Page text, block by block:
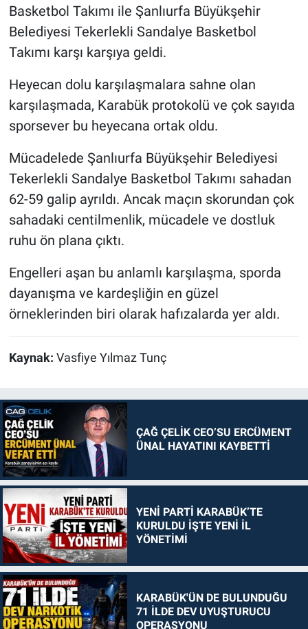
Basketbol Takımı ile Şanlıurfa Büyükşehir
Belediyesi Tekerlekli Sandalye Basketbol
Takımı karşı karşıya geldi.
Heyecan dolu karşılaşmalara sahne olan
karşılaşmada, Karabük protokolü ve çok sayıda
sporsever bu heyecana ortak oldu.
Mücadelede Şanlıurfa Büyükşehir Belediyesi
Tekerlekli Sandalye Basketbol Takımı sahadan
62-59 galip ayrıldı. Ancak maçın skorundan çok
sahadaki centilmenlik, mücadele ve dostluk
ruhu ön plana çıktı.
Engelleri aşan bu anlamlı karşılaşma, sporda
dayanışma ve kardeşliğin en güzel
örneklerinden biri olarak hafızalarda yer aldı.
Kaynak: Vasfiye Yılmaz Tunç
ÇAĞ ÇELİK CEO’SU ERCÜMENT
ÜNAL HAYATINI KAYBETTİ
YENİ PARTİ KARABÜK’TE
KURULDU İŞTE YENİ İL
YÖNETİMİ
KARABÜK'ÜN DE BULUNDUĞU
71 İLDE DEV UYUŞTURUCU
OPERASYONU